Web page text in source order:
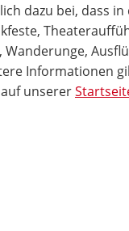
dazu bei, dass
Wanderunge,
Informationen
unserer